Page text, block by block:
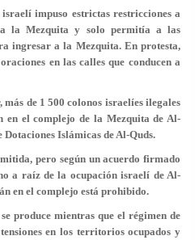
impuso estrictas restricciones a
la Mezquita y solo permitía a las
ingresar a la Mezquita. En protesta,
en las calles que conducen a
de 1 500 colonos israelíes ilegales
en el complejo de la Mezquita de Al-
Islámicas de Al-Quds.
pero según un acuerdo firmado
a raíz de la ocupación israelí de Al-
en el complejo está prohibido.
produce mientras que el régimen de
en los territorios ocupados y